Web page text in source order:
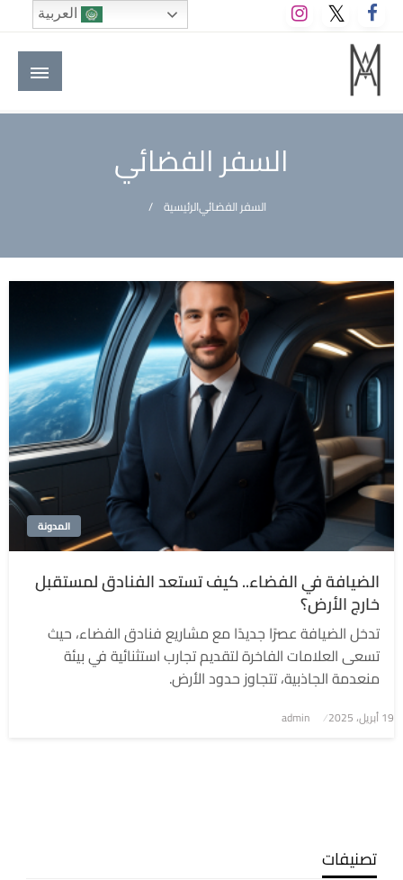
التخطي
إلى
المحتوى
M A hotels | إم ايه هوتيلز
الموقع الأول للعاملين في الفنادق في العالم العربي
السفر الفضائي
الرئيسيةالسفر الفضائي
المدونة
الضيافة في الفضاء.. كيف تستعد الفنادق لمستقبل
خارج الأرض؟
تدخل الضيافة عصرًا جديدًا مع مشاريع فنادق الفضاء، حيث
تسعى العلامات الفاخرة لتقديم تجارب استثنائية في بيئة
منعدمة الجاذبية، تتجاوز حدود الأرض.
نُشر
19 أبريل، 2025 admin
تصنيفات
العربية